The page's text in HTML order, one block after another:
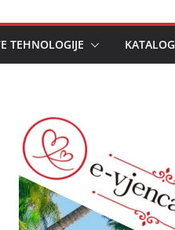
TEHNOLOGIJE KATALOG